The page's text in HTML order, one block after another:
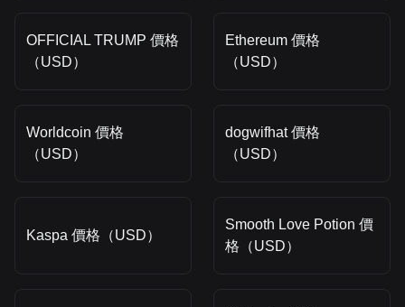
OFFICIAL TRUMP 價格
（USD）
Ethereum 價格
（USD）
Worldcoin 價格
（USD）
dogwifhat 價格
（USD）
Kaspa 價格（USD）
Smooth Love Potion 價
格（USD）